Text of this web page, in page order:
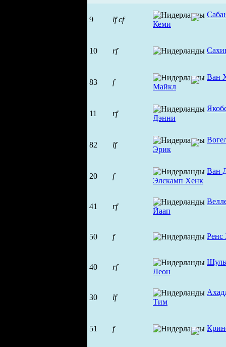
9 lf cf
Кеми
10 rf
83 f
Ван
Майкл
11 rf
Дэнни
82 lf
Эрик
20 f
Ван
Элскамп Хенк
41 rf
Йаап
50 f Ренс
40 rf
Леон
30 lf
Тим
51 f